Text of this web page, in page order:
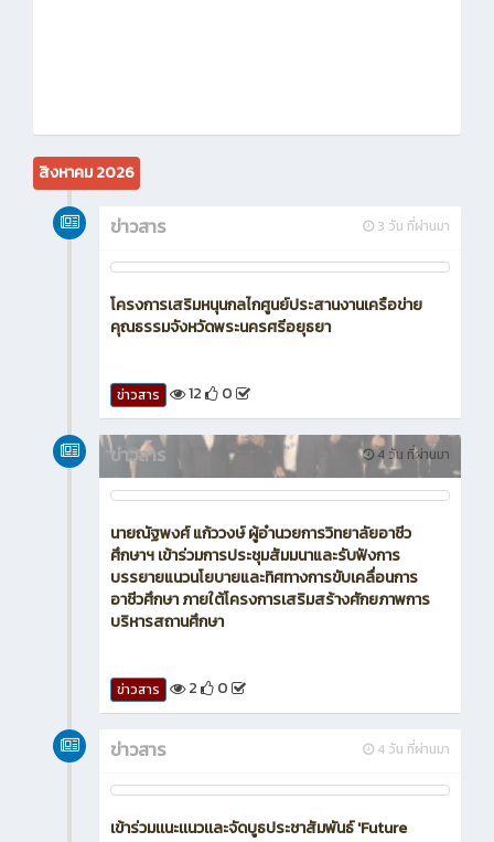
สิงหาคม 2026
3 วัน ที่ผ่านมา
ข่าวสาร
โครงการเสริมหนุนกลไกศูนย์ประสานงานเครือข่าย
คุณธรรมจังหวัดพระนครศรีอยุธยา
ข่าวสาร 12 0
4 วัน ที่ผ่านมา
ข่าวสาร
นายณัฐพงศ์ แก้ววงษ์ ผู้อำนวยการวิทยาลัยอาชีว
ศึกษาฯ เข้าร่วมการประชุมสัมมนาและรับฟังการ
บรรยายแนวนโยบายและทิศทางการขับเคลื่อนการ
อาชีวศึกษา ภายใต้โครงการเสริมสร้างศักยภาพการ
บริหารสถานศึกษา
ข่าวสาร 2 0
4 วัน ที่ผ่านมา
ข่าวสาร
เข้าร่วมเเนะเเนวเเละจัดบูธประชาสัมพันธ์ 'Future